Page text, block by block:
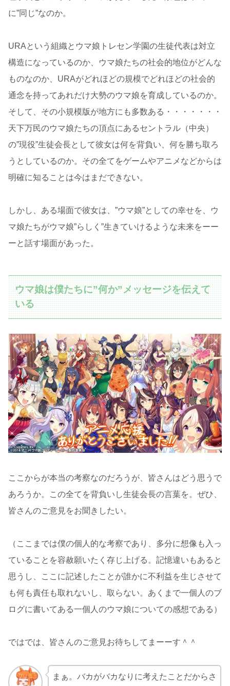
に”同じ”なのか。
URAという組織とウマ娘トレセン学園の生徒代表は対立
構造になっているのか、ウマ娘たちの社会的地位がどんな
ものなのか、URAがどれほどの規模でどれほどの社会的
通念を持ってあれだけ大勢のウマ娘を育成しているのか。
そして、その小規模版が地方にも多数ある・・・・・・・
天下万民のウマ娘たちの頂点にあるセントラル（中央）
の”現役”生徒会長として彼女は何を背負い、何を勝ち取ろ
うとしているのか。その全てをゲームやアニメなどからは
明確に知ることは今はまだできない。
しかし、ある場面で彼女は、”ウマ娘”としての幸せを、ウ
マ娘たちがウマ娘”らしく”生きていけるような未来をーー
ーと話す場面があった。
ウマ娘は僕たちに”何か”メッセージを伝えて
いる
ここからが本当の考察なのだろうが、皆さんはどう思うで
あろうか。この全てを背負いし生徒会長の言葉を。ぜひ、
皆さんのご意見をお聞きしたい。
（ここまでは僕の個人的な考察であり、多分に想像も入っ
ていることを容赦願いたく存じ上げる。記憶違いもあると
思うし、ここに記述したことが誰かに不利益を生じさせて
も何も責任も取れないし、取らない。あくまで一個人のブ
ログに書いてある一個人のウマ娘についての感想である）
ではでは、皆さんのご意見お待ちしてまーーす＾＾
まぁ。バカがバカなりに考えたことだからさ